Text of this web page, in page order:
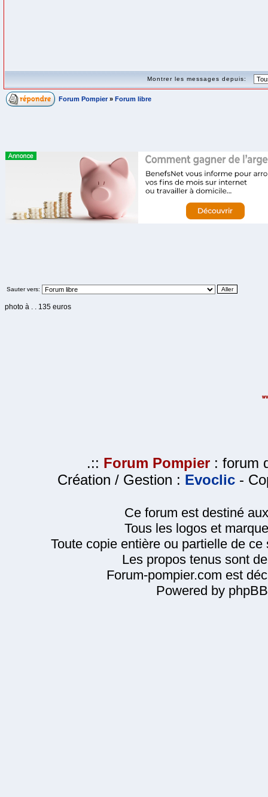
Montrer les messages depuis:
Forum Pompier » Forum libre
Sauter vers:
photo à . . 135 euros
.:: Forum Pompier : forum
Création / Gestion : Evoclic -
Ce forum est destiné
Tous les logos et
Toute copie entière ou partielle de
Les propos tenus sont
Forum-pompier.com est
Powered by